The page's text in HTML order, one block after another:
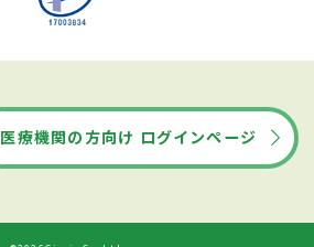
医療機関の方向け ログインページ